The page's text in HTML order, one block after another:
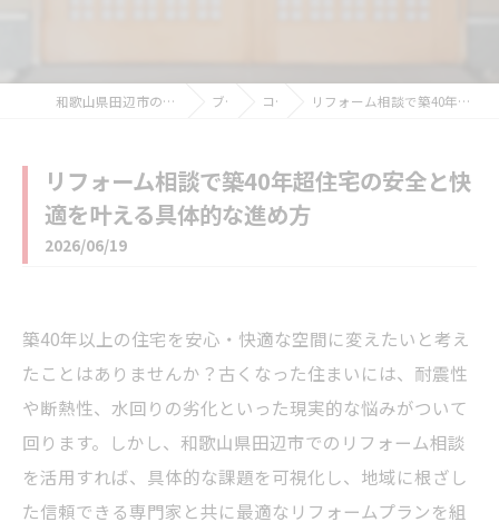
和歌山県田辺市のリフォームなら住宅リフォーム館 ブログ コラム リフォーム相談で築40年超住宅の安全と快適を叶える具体的な進め方
リフォーム相談で築40年超住宅の安全と快
適を叶える具体的な進め方
2026/06/19
築40年以上の住宅を安心・快適な空間に変えたいと考え
たことはありませんか？古くなった住まいには、耐震性
や断熱性、水回りの劣化といった現実的な悩みがついて
回ります。しかし、和歌山県田辺市でのリフォーム相談
を活用すれば、具体的な課題を可視化し、地域に根ざし
た信頼できる専門家と共に最適なリフォームプランを組